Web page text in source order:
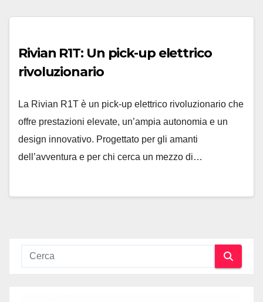
Rivian R1T: Un pick-up elettrico
rivoluzionario
La Rivian R1T è un pick-up elettrico rivoluzionario che
offre prestazioni elevate, un’ampia autonomia e un
design innovativo. Progettato per gli amanti
dell’avventura e per chi cerca un mezzo di…